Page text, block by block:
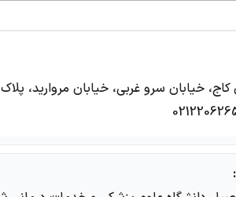
خیابان سرو غربی، خیابان مروارید، پلاک ۲، طبقه همکف، واحد 1